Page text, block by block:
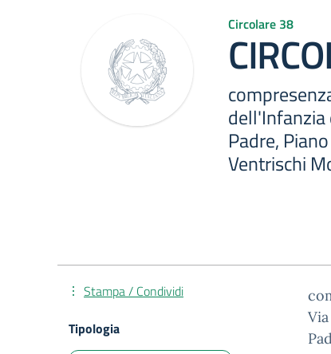
Circolare 38
dell'Infanzia
Padre,
Ventrischi
Stampa / Condividi
Tipologia